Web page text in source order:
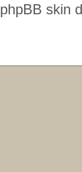
phpBB skin